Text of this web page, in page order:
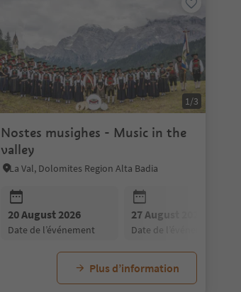
1/3
Nostes musighes - Music in the
valley
La Val, Dolomites Region Alta Badia
20 August 2026
date de l’événement
27 August 2026
date de l’événement
Plus d’information